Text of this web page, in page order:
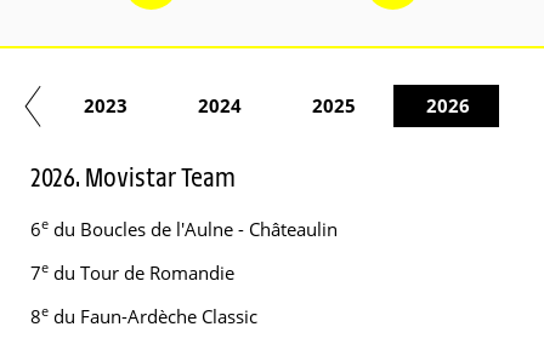
2023 2024 2025 2026
2026. Movistar Team
6e du Boucles de l'Aulne - Châteaulin
7e du Tour de Romandie
8e du Faun-Ardèche Classic